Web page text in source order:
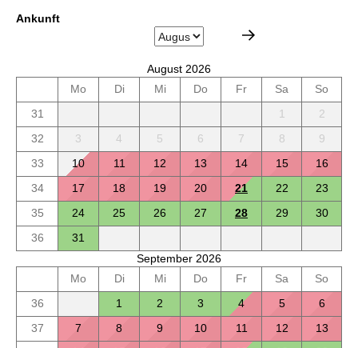
Ankunft
August 2026
Mo
Di Mi Do Fr Sa
So
31
1
2
32
3 4 5 6 7 8
9
33
10 11 12 13 14 15
16
34
17 18 19 20 21 22
23
35
24 25 26 27 28 29
30
36
31
September 2026
Mo
Di Mi Do Fr Sa
So
36
1 2 3 4 5
6
37
7 8 9 10 11 12
13